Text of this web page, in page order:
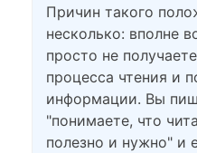
Причин такого
несколько: вполне
просто не
процесса чтения и
информации. Вы
"понимаете, что
полезно и нужно" и